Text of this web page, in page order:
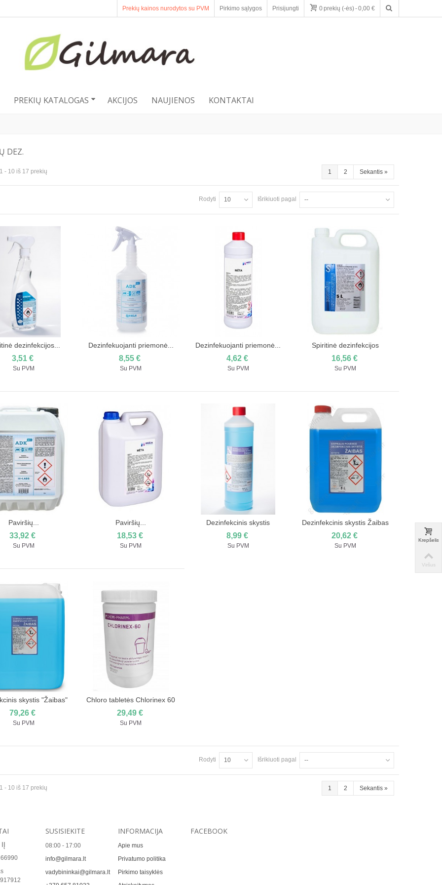
0prekių (-ės)-0,00 €
Prekių kainos nurodytos su PVM Pirkimo sąlygos Prisijungti
PREKIŲ KATALOGAS AKCIJOS NAUJIENOS KONTAKTAI
DEZ.
1 2 Sekantis »
- 10 iš 17 prekių
Išrikiuoti pagal --
Rodyti 10
Įdėti į pirkinių krepšelį
dezinfekcijos...
3,51 €
Su PVM
Įdėti į pirkinių krepšelį
Dezinfekuojanti priemonė...
8,55 €
Su PVM
Įdėti į pirkinių krepšelį
Dezinfekuojanti priemonė...
4,62 €
Su PVM
Įdėti į pirkinių krepšelį
Spiritinė dezinfekcijos
priemonė 5l
16,56 €
Su PVM
Įdėti į pirkinių krepšelį
Paviršių...
33,92 €
Su PVM
Įdėti į pirkinių krepšelį
Paviršių...
18,53 €
Su PVM
Įdėti į pirkinių krepšelį
Dezinfekcinis skystis
"Žaibas" 1kg
8,99 €
Su PVM
Įdėti į pirkinių krepšelį
Dezinfekcinis skystis Žaibas
5l
20,62 €
Su PVM
skystis "Žaibas"
20l
79,26 €
Su PVM
Įdėti į pirkinių krepšelį
Chloro tabletės Chlorinex 60
29,49 €
Su PVM
Išrikiuoti pagal --
Rodyti 10
1 2 Sekantis »
- 10 iš 17 prekių
SUSISIEKITE
08:00 - 17:00
info@gilmara.lt
vadybininkai@gilmara.lt
INFORMACIJA
Apie mus
Privatumo politika
Pirkimo taisyklės
FACEBOOK
Krepšelis
Viršus